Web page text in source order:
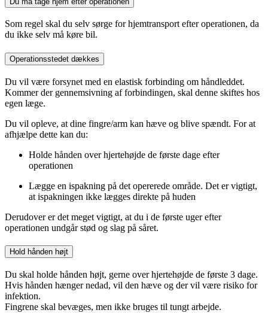
Som regel skal du selv sørge for hjemtransport efter operationen, da
du ikke selv må køre bil.
Operationsstedet dækkes
Du vil være forsynet med en elastisk forbinding om håndleddet.
Kommer der gennemsivning af forbindingen, skal denne skiftes hos
egen læge.
Du vil opleve, at dine fingre/arm kan hæve og blive spændt. For at
afhjælpe dette kan du:
Holde hånden over hjertehøjde de første dage efter
operationen
Lægge en ispakning på det opererede område. Det er vigtigt,
at ispakningen ikke lægges direkte på huden
Derudover er det meget vigtigt, at du i de første uger efter
operationen undgår stød og slag på såret.
Hold hånden højt
Du skal holde hånden højt, gerne over hjertehøjde de første 3 dage.
Hvis hånden hænger nedad, vil den hæve og der vil være risiko for
infektion.
Fingrene skal bevæges, men ikke bruges til tungt arbejde.